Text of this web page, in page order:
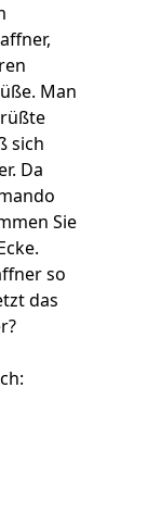
Man
sich
Da
Sie
so
das